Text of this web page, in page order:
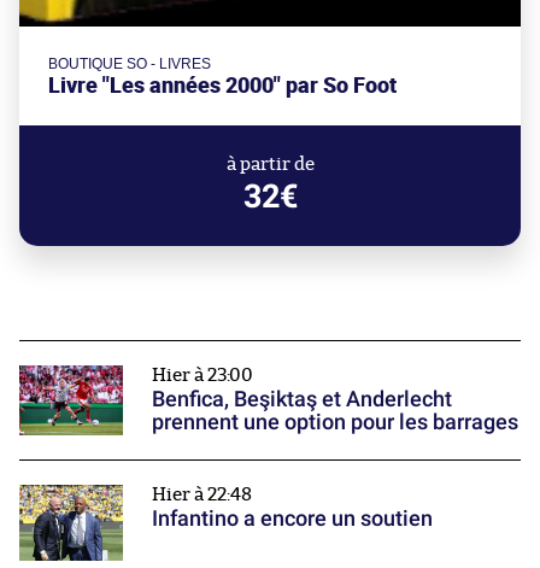
BOUTIQUE SO - LIVRES
Livre "Les années 2000" par So Foot
à partir de
32€
Hier à 23:00
Benfica, Beşiktaş et Anderlecht
prennent une option pour les barrages
Hier à 22:48
Infantino a encore un soutien